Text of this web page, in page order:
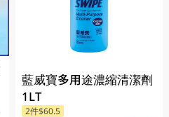
藍威寶多用途濃縮清潔劑
1LT
2件$60.5